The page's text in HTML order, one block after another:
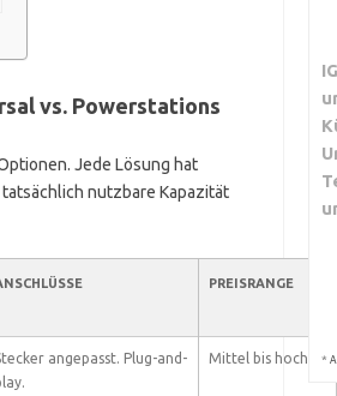
vs. Powerstations
Jede Lösung hat
nutzbare Kapazität
PREISRANGE
angepasst. Plug-and-
Mittel bis hoch. *